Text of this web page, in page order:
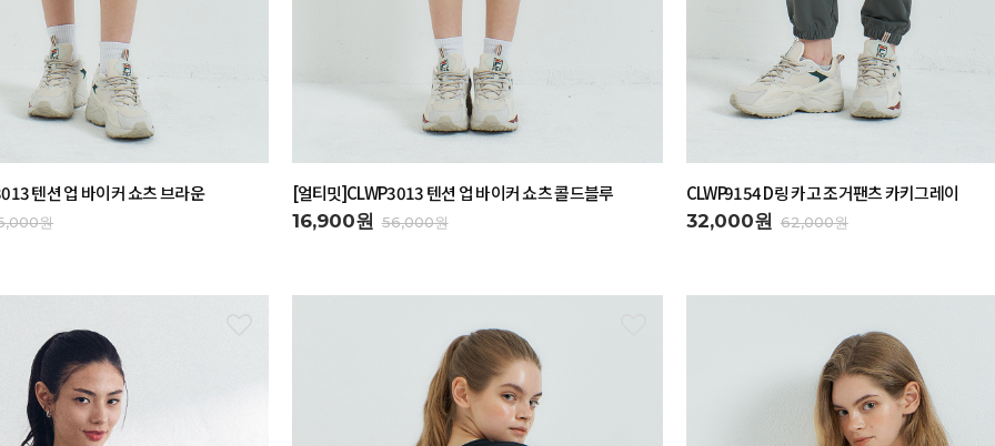
텐션 업 바이커 쇼츠 브라운
원
[얼티밋]CLWP3013 텐션 업 바이커 쇼츠 콜드블루
16,900원 56,000원
CLWP9154 D링 카고 조거팬츠 카키그레이
32,000원 62,000원